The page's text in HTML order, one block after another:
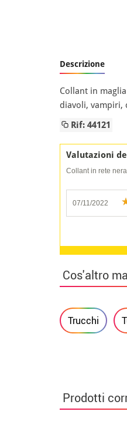
Descrizione
Collant in
diavoli, vampiri,
Rif: 44121
Valutazioni
Collant in rete
07/11/2022
Cos'altro
Trucchi
Prodotti